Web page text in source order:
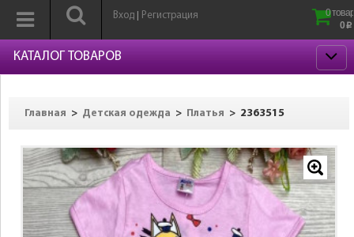
Вход Регистрация
0
0 p
КАТАЛОГ ТОВАРОВ
Главная > Детская одежда > Платья > 2363515